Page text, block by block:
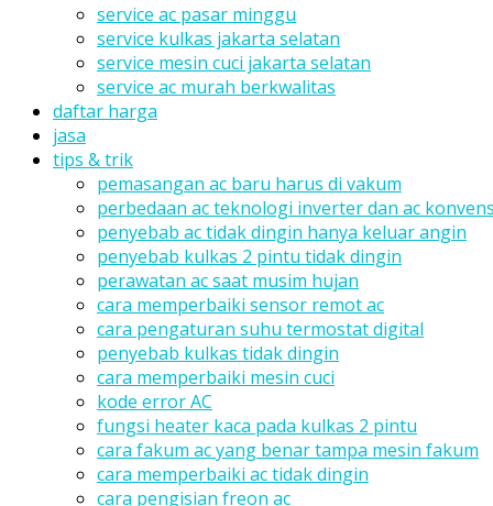
service ac pasar minggu
service kulkas jakarta selatan
service mesin cuci jakarta selatan
service ac murah berkwalitas
daftar harga
jasa
tips & trik
pemasangan ac baru harus di vakum
perbedaan ac teknologi inverter dan ac
penyebab ac tidak dingin hanya keluar angin
penyebab kulkas 2 pintu tidak dingin
perawatan ac saat musim hujan
cara memperbaiki sensor remot ac
cara pengaturan suhu termostat digital
penyebab kulkas tidak dingin
cara memperbaiki mesin cuci
kode error AC
fungsi heater kaca pada kulkas 2 pintu
cara fakum ac yang benar tampa mesin fakum
cara memperbaiki ac tidak dingin
cara pengisian freon ac